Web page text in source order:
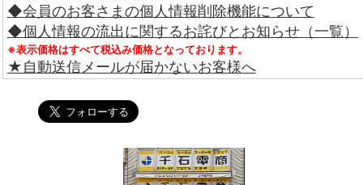
◆会員のお客さまの個人情報削除機能について
◆個人情報の流出に関するお詫びとお知らせ（一覧）
※表示価格はすべて税込み価格となっております。
★自動送信メールが届かないお客様へ